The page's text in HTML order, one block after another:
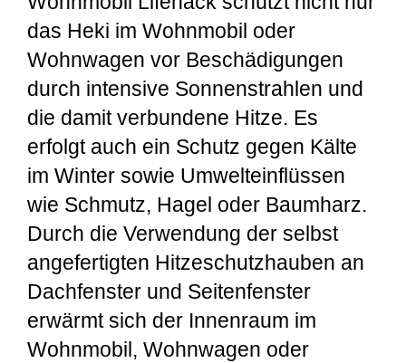
das Heki im Wohnmobil oder
Wohnwagen vor Beschädigungen
durch intensive Sonnenstrahlen und
die damit verbundene Hitze. Es
erfolgt auch ein Schutz gegen Kälte
im Winter sowie Umwelteinflüssen
wie Schmutz, Hagel oder Baumharz.
Durch die Verwendung der selbst
angefertigten Hitzeschutzhauben an
Dachfenster und Seitenfenster
erwärmt sich der Innenraum im
Wohnmobil, Wohnwagen oder